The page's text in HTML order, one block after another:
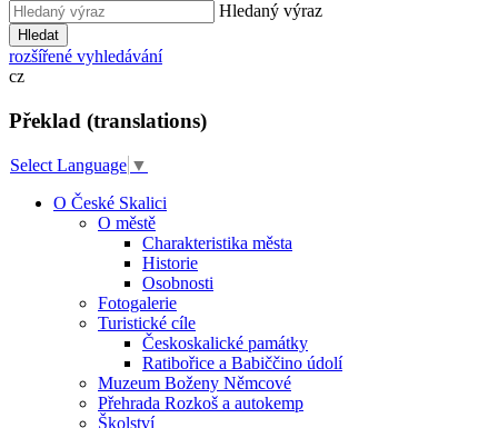
Hledaný výraz
Hledat
rozšířené vyhledávání
cz
Překlad (translations)
Select Language ▼
O České Skalici
O městě
Charakteristika města
Historie
Osobnosti
Fotogalerie
Turistické cíle
Českoskalické památky
Ratibořice a Babiččino údolí
Muzeum Boženy Němcové
Přehrada Rozkoš a autokemp
Školství